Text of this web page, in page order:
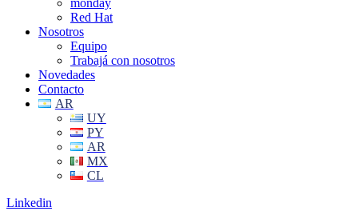
monday
Red Hat
Nosotros
Equipo
Trabajá con nosotros
Novedades
Contacto
AR
UY
PY
AR
MX
CL
Linkedin